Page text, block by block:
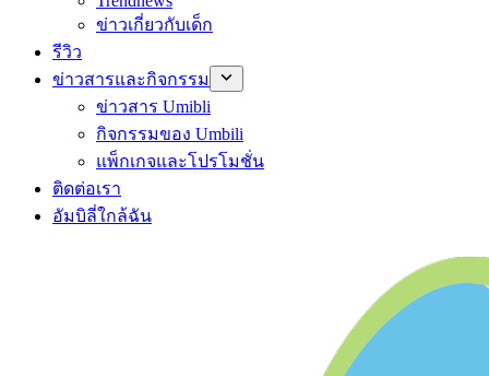
ข่าวเกี่ยวกับเด็ก
รีวิว
ข่าวสารและกิจกรรม
ข่าวสาร Umibli
กิจกรรมของ Umbili
แพ็กเกจและโปรโมชั่น
ติดต่อเรา
อัมบิลี่ใกล้ฉัน